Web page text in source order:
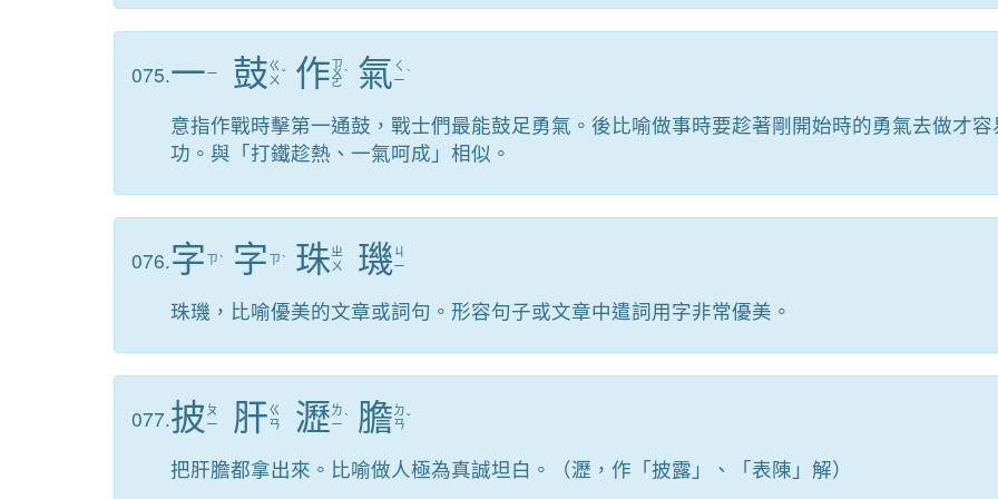
075.一ㄧ 鼓ㄍ
ㄨ ˇ 作ㄗ
ㄨ
ㄛ
ˋ 氣 ㄑ
ㄧˋ
意指作戰時擊第一通鼓，戰士們最能鼓足勇氣。後比喻做事時要趁著剛開始時的勇氣去做才容
功。與「打鐵趁熱、一氣呵成」相似。
076.字 ㄗˋ 字 ㄗˋ 珠ㄓ
ㄨ
璣ㄐ
ㄧ
珠璣，比喻優美的文章或詞句。形容句子或文章中遣詞用字非常優美。
077.披 ㄆ
ㄧ
肝ㄍ
ㄢ
瀝ㄌ
ㄧˋ 膽 ㄉ
ㄢˇ
把肝膽都拿出來。比喻做人極為真誠坦白。（瀝，作「披露」、「表陳」解）